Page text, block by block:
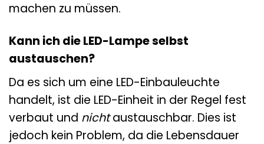
machen zu müssen.
Kann ich die LED-Lampe selbst
austauschen?
Da es sich um eine LED-Einbauleuchte
handelt, ist die LED-Einheit in der Regel fest
verbaut und nichtaustauschbar. Dies ist
jedoch kein Problem, da die Lebensdauer